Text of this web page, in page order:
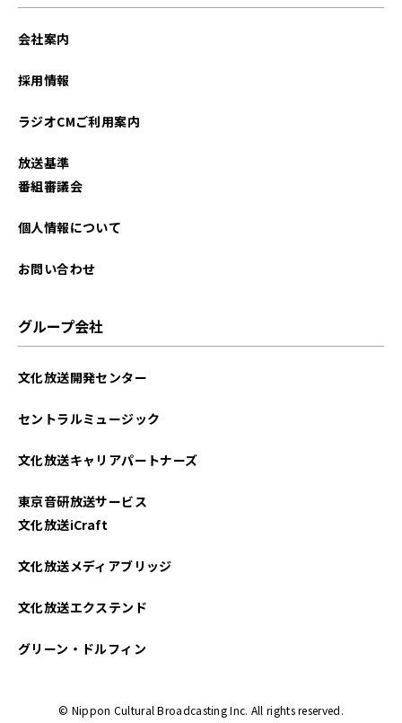
会社案内
採用情報
ラジオCMご利用案内
放送基準
番組審議会
個人情報について
お問い合わせ
グループ会社
文化放送開発センター
セントラルミュージック
文化放送キャリアパートナーズ
東京音研放送サービス
文化放送iCraft
文化放送メディアブリッジ
文化放送エクステンド
グリーン・ドルフィン
© Nippon Cultural Broadcasting Inc. All rights reserved.